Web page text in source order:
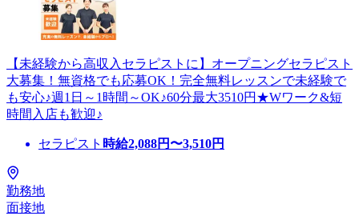
【未経験から高収入セラピストに】オープニングセラピスト
大募集！無資格でも応募OK！完全無料レッスンで未経験で
も安心♪週1日～1時間～OK♪60分最大3510円★Wワーク&短
時間入店も歓迎♪
セラピスト 時給2,088円〜3,510円
勤務地
面接地